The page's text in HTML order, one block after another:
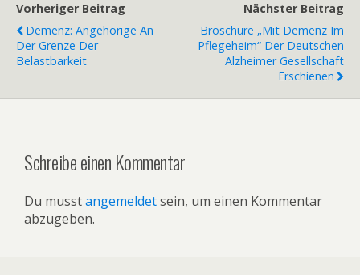
Vorheriger Beitrag
Demenz: Angehörige An
Der Grenze Der
Belastbarkeit
Nächster Beitrag
Broschüre „Mit Demenz Im
Pflegeheim“ Der Deutschen
Alzheimer Gesellschaft
Erschienen
Schreibe einen Kommentar
Du musstangemeldetsein, um einen Kommentar
abzugeben.